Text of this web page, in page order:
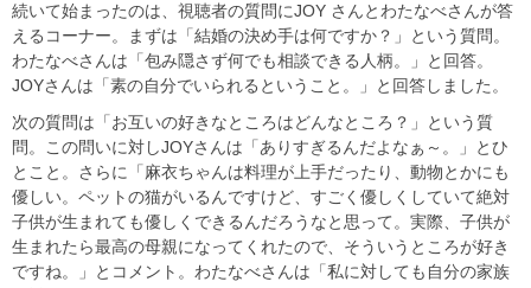
続いて始まったのは、視聴者の質問にJOY さんとわたなべさんが答
えるコーナー。まずは「結婚の決め手は何ですか？」という質問。
わたなべさんは「包み隠さず何でも相談できる人柄。」と回答。
JOYさんは「素の自分でいられるということ。」と回答しました。
次の質問は「お互いの好きなところはどんなところ？」という質
問。この問いに対しJOYさんは「ありすぎるんだよなぁ～。」とひ
とこと。さらに「麻衣ちゃんは料理が上手だったり、動物とかにも
優しい。ペットの猫がいるんですけど、すごく優しくしていて絶対
子供が生まれても優しくできるんだろうなと思って。実際、子供が
生まれたら最高の母親になってくれたので、そういうところが好き
ですね。」とコメント。わたなべさんは「私に対しても自分の家族